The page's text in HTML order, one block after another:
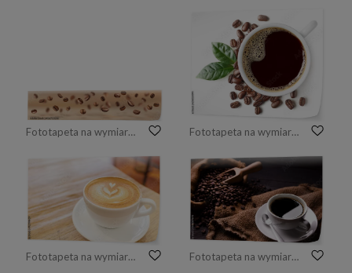
Fototapeta na wymiar Latający ziaren kawy poziomy baner Fototapeta na wymiar Cup of black coffee with beans and leaves
Fototapeta na wymiar Cup of coffee latte art on wood table Fototapeta na wymiar Cup of coffee and coffee beans in burlap sack on old wooden background